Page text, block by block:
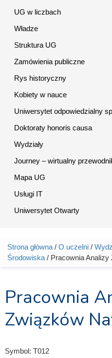
UG w liczbach
Władze
Struktura UG
Zamówienia publiczne
Rys historyczny
Kobiety w nauce
Uniwersytet odpowiedzialny
Doktoraty honoris causa
Wydziały
Journey – wirtualny
Mapa UG
Usługi IT
Uniwersytet Otwarty
Jesteś tutaj
Strona główna / O uczelni /
Środowiska / Pracownia
Pracownia
Związków
Symbol: T012